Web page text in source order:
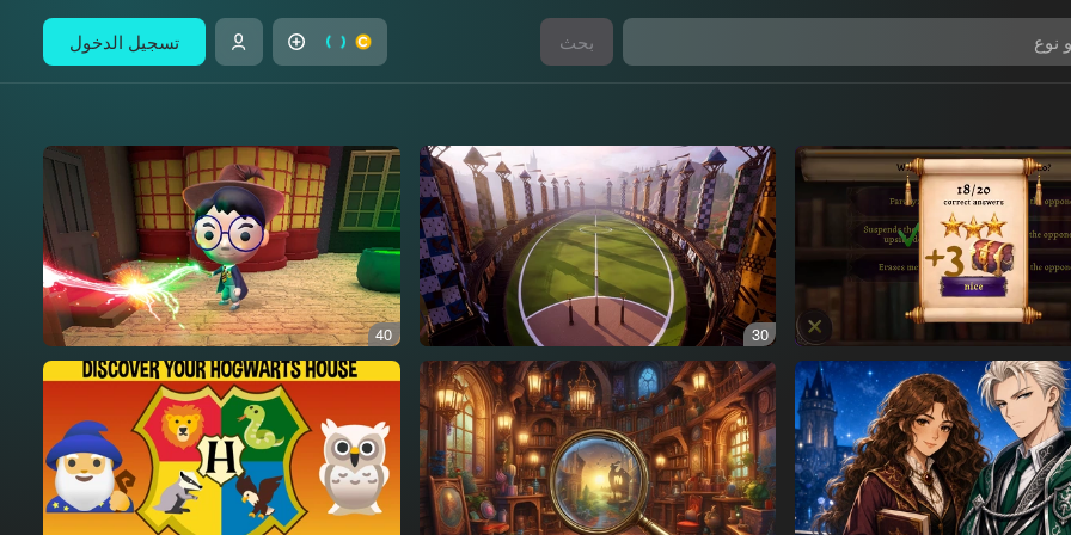
بحث تسجيل الدخول
30
40